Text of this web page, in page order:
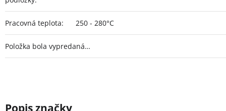
Pracovná teplota: 250 - 280°C
Položka bola vypredaná…